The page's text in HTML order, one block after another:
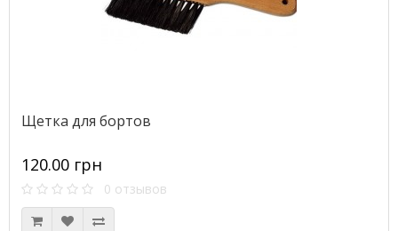
Щетка для бортов
120.00 грн
0 отзывов